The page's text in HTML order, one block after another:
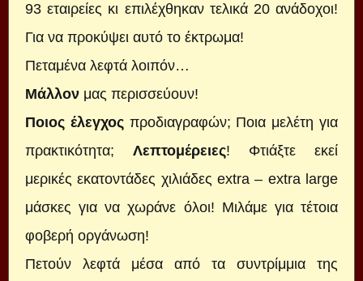
93 εταιρείες κι επιλέχθηκαν τελικά 20 ανάδοχοι!
Για να προκύψει αυτό το έκτρωμα!
Πεταμένα λεφτά λοιπόν…
Μάλλον μας περισσεύουν!
Ποιος έλεγχοςπροδιαγραφών; Ποια μελέτη για
πρακτικότητα; Λεπτομέρειες! Φτιάξτε εκεί
μερικές εκατοντάδες χιλιάδες extra – extra large
μάσκες για να χωράνε όλοι! Μιλάμε για τέτοια
φοβερή οργάνωση!
Πετούν λεφτά μέσα από τα συντρίμμια της